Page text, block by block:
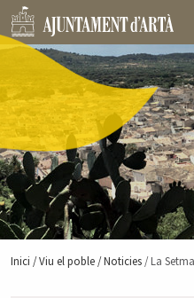
Inici /Viu el poble / Noticies / La